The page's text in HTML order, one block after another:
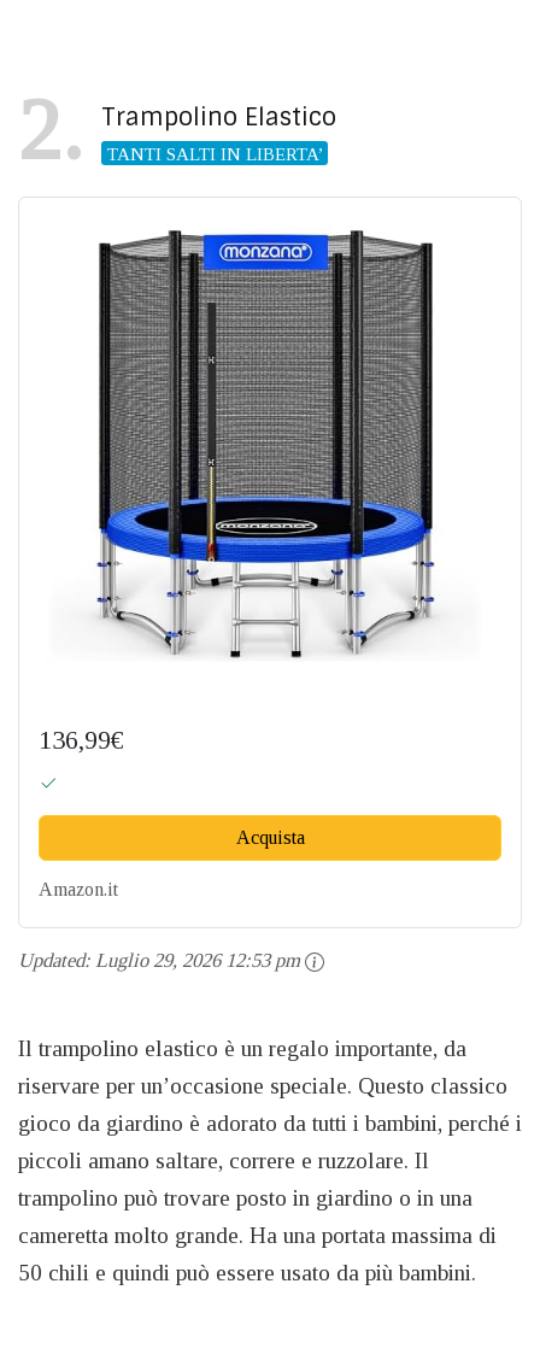
2 Trampolino Elastico
TANTI SALTI IN LIBERTA’
136,99€
Acquista
Amazon.it
Updated: Luglio 29, 2026 12:53 pm
Il trampolino elastico è un regalo importante, da
riservare per un’occasione speciale. Questo classico
gioco da giardino è adorato da tutti i bambini, perché i
piccoli amano saltare, correre e ruzzolare. Il
trampolino può trovare posto in giardino o in una
cameretta molto grande. Ha una portata massima di
50 chili e quindi può essere usato da più bambini.